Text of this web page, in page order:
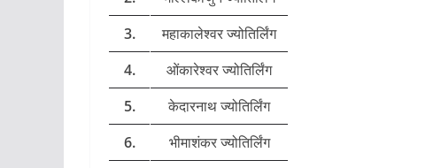
3.
महाकालेश्वर ज्योतिर्लिंग
4.
ओंकारेश्वर ज्योतिर्लिंग
5.
केदारनाथ ज्योतिर्लिंग
6.
भीमाशंकर ज्योतिर्लिंग